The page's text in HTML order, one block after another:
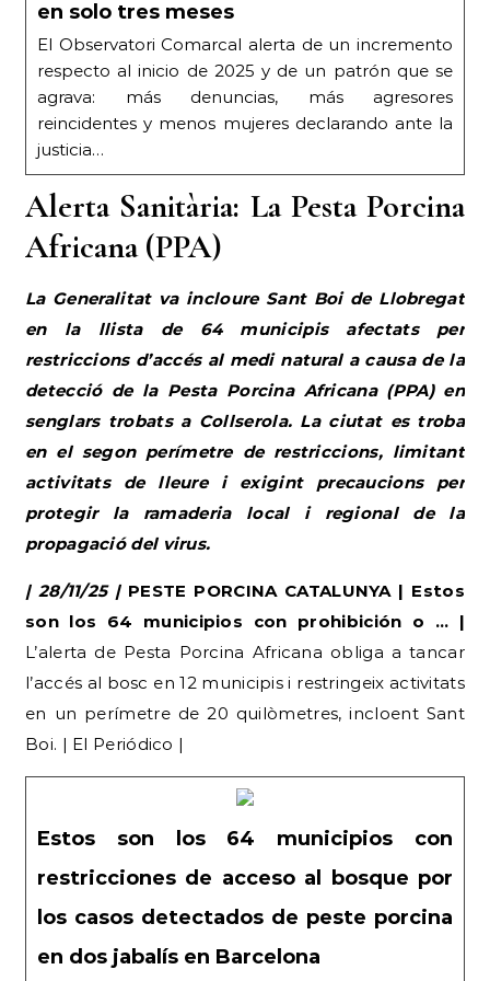
en solo tres meses
El Observatori Comarcal alerta de un incremento
respecto al inicio de 2025 y de un patrón que se
agrava: más denuncias, más agresores
reincidentes y menos mujeres declarando ante la
justicia…
Alerta Sanitària: La Pesta Porcina
Africana (PPA)
La Generalitat va incloure Sant Boi de Llobregat
en la llista de 64 municipis afectats per
restriccions d’accés al medi natural a causa de la
detecció de la Pesta Porcina Africana (PPA) en
senglars trobats a Collserola. La ciutat es troba
en el segon perímetre de restriccions, limitant
activitats de lleure i exigint precaucions per
protegir la ramaderia local i regional de la
propagació del virus.
| 28/11/25 |PESTE PORCINA CATALUNYA | Estos
son los 64 municipios con prohibición o … |
L’alerta de Pesta Porcina Africana obliga a tancar
l’accés al bosc en 12 municipis i restringeix activitats
en un perímetre de 20 quilòmetres, incloent Sant
Boi. | El Periódico |
Estos son los 64 municipios con
restricciones de acceso al bosque por
los casos detectados de peste porcina
en dos jabalís en Barcelona